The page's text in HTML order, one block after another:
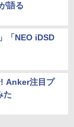
語る
「NEO iDSD
Anker注目プ
た